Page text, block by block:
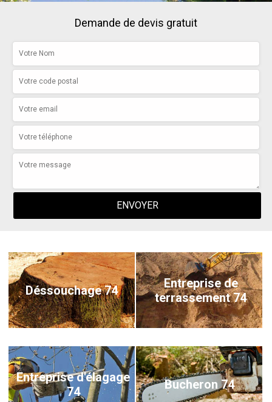
Demande de devis gratuit
Déssouchage 74
Entreprise de
terrassement 74
Entreprise d'élagage
74
Bucheron 74